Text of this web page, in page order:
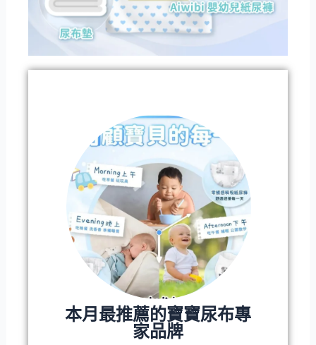
本月最推薦的寶寶尿布專
家品牌